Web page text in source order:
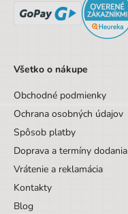
Všetko o nákupe
Obchodné podmienky
Ochrana osobných údajov
Spôsob platby
Doprava a termíny dodania
Vrátenie a reklamácia
Kontakty
Blog